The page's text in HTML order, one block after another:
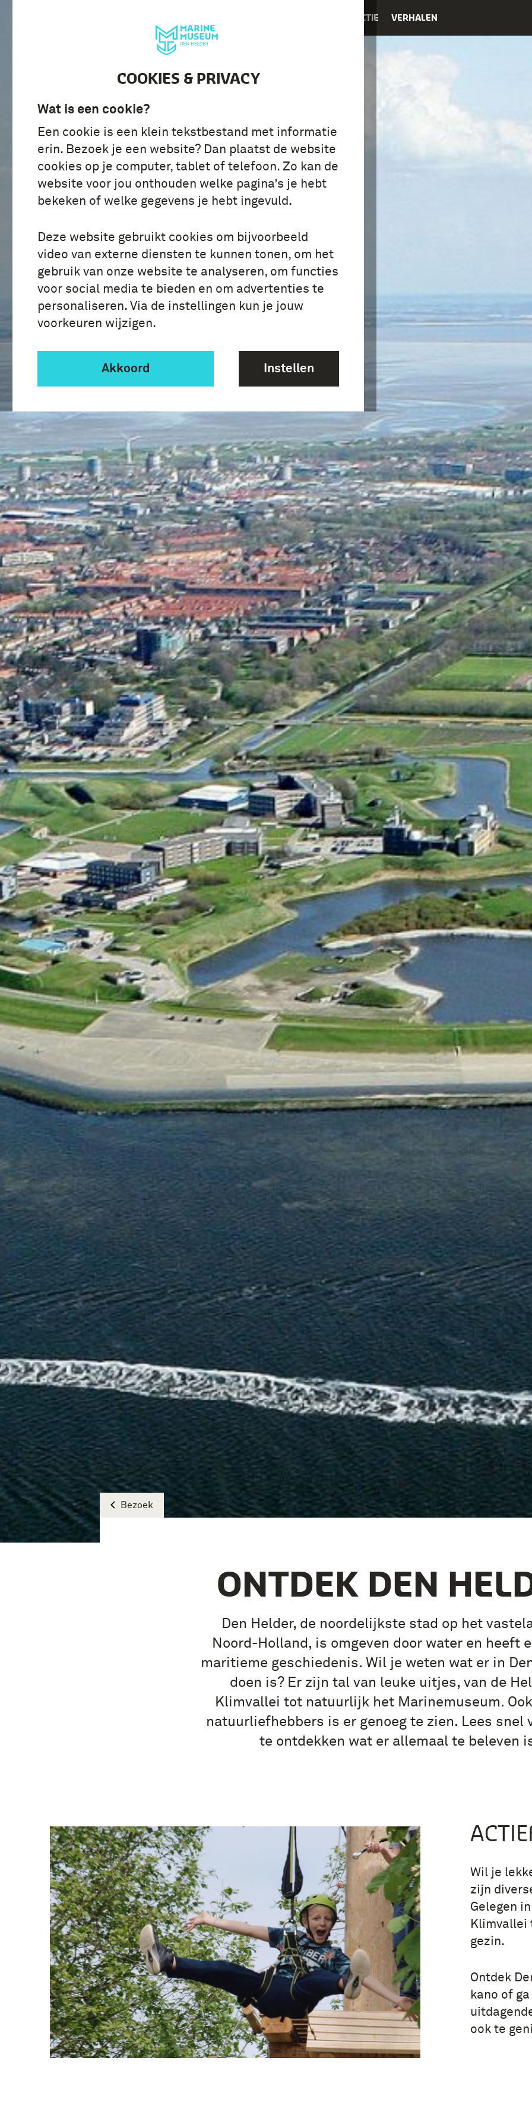
COOKIES & PRIVACY
Wat is een cookie?
Een cookie is een klein tekstbestand met informatie
erin. Bezoek je een website? Dan plaatst de website
cookies op je computer, tablet of telefoon. Zo kan de
website voor jou onthouden welke pagina’s je hebt
bekeken of welke gegevens je hebt ingevuld.
Deze website gebruikt cookies om bijvoorbeeld
video van externe diensten te kunnen tonen, om het
gebruik van onze website te analyseren, om functies
voor social media te bieden en om advertenties te
personaliseren. Via de instellingen kun je jouw
voorkeuren wijzigen.
Akkoord Instellen
COLLECTIE VERHALEN
Bezoek
ONTDEK DEN
Den Helder, de noordelijkste stad op het
Noord-Holland, is omgeven door water en heeft
maritieme geschiedenis. Wil je weten wat er in
doen is? Er zijn tal van leuke uitjes, van de
Klimvallei tot natuurlijk het Marinemuseum.
natuurliefhebbers is er genoeg te zien. Lees snel
te ontdekken wat er allemaal te beleven
Wil je
zijn
Gelegen
Klimvallei
gezin.
Ontdek
kano of
ook te